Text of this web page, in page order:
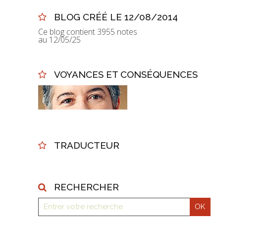
BLOG CRÉÉ LE 12/08/2014
Ce blog contient 3955 notes
au 12/05/25
VOYANCES ET CONSÉQUENCES
TRADUCTEUR
RECHERCHER